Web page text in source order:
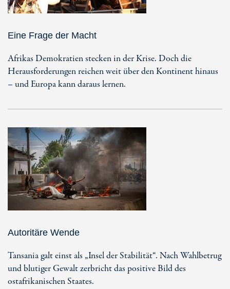
Eine Frage der Macht
Afrikas Demokratien stecken in der Krise. Doch die
Herausforderungen reichen weit über den Kontinent hinaus
– und Europa kann daraus lernen.
Autoritäre Wende
Tansania galt einst als „Insel der Stabilität“. Nach Wahlbetrug
und blutiger Gewalt zerbricht das positive Bild des
ostafrikanischen Staates.